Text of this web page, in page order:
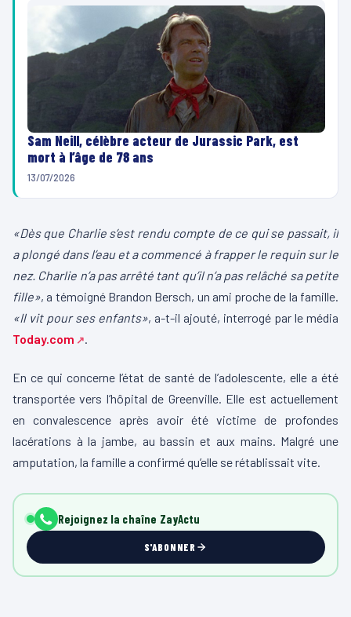
Sam Neill, célèbre acteur de Jurassic Park, est
mort à l’âge de 78 ans
13/07/2026
«Dès que Charlie s’est rendu compte de ce qui se passait, il
a plongé dans l’eau et a commencé à frapper le requin sur le
nez. Charlie n’a pas arrêté tant qu’il n’a pas relâché sa petite
fille», a témoigné Brandon Bersch, un ami proche de la famille.
«Il vit pour ses enfants», a-t-il ajouté, interrogé par le média
Today.com
.
En ce qui concerne l’état de santé de l’adolescente, elle a été
transportée vers l’hôpital de Greenville. Elle est actuellement
en convalescence après avoir été victime de profondes
lacérations à la jambe, au bassin et aux mains. Malgré une
amputation, la famille a confirmé qu’elle se rétablissait vite.
Rejoignez la chaîne ZayActu
S'ABONNER